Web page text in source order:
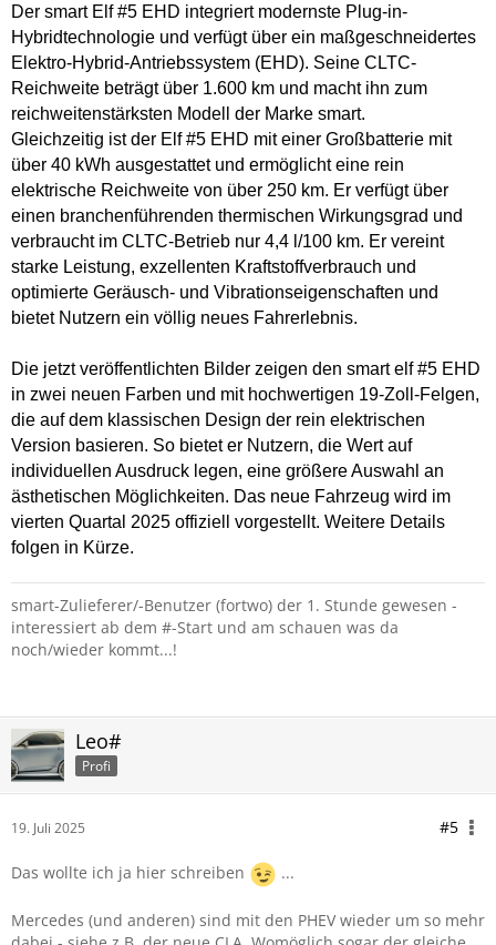
Der smart Elf #5 EHD integriert modernste Plug-in-
Hybridtechnologie und verfügt über ein maßgeschneidertes
Elektro-Hybrid-Antriebssystem (EHD). Seine CLTC-
Reichweite beträgt über 1.600 km und macht ihn zum
reichweitenstärksten Modell der Marke smart.
Gleichzeitig ist der Elf #5 EHD mit einer Großbatterie mit
über 40 kWh ausgestattet und ermöglicht eine rein
elektrische Reichweite von über 250 km. Er verfügt über
einen branchenführenden thermischen Wirkungsgrad und
verbraucht im CLTC-Betrieb nur 4,4 l/100 km. Er vereint
starke Leistung, exzellenten Kraftstoffverbrauch und
optimierte Geräusch- und Vibrationseigenschaften und
bietet Nutzern ein völlig neues Fahrerlebnis.
Die jetzt veröffentlichten Bilder zeigen den smart elf #5 EHD
in zwei neuen Farben und mit hochwertigen 19-Zoll-Felgen,
die auf dem klassischen Design der rein elektrischen
Version basieren. So bietet er Nutzern, die Wert auf
individuellen Ausdruck legen, eine größere Auswahl an
ästhetischen Möglichkeiten. Das neue Fahrzeug wird im
vierten Quartal 2025 offiziell vorgestellt. Weitere Details
folgen in Kürze.
smart-Zulieferer/-Benutzer (fortwo) der 1. Stunde gewesen -
interessiert ab dem #-Start und am schauen was da
noch/wieder kommt...!
Leo#
Profi
19. Juli 2025 #5
Das wollte ich ja hier schreiben ...
Mercedes (und anderen) sind mit den PHEV wieder um so mehr